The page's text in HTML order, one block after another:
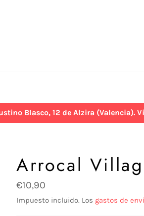
Blasco, 12 de Alzira (Valencia).
Arrocal
Precio
habitual
€10,90
Impuesto incluido. Los gastos de